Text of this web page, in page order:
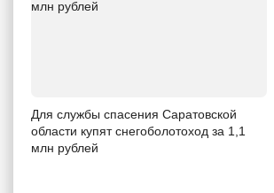
Для службы спасения Саратовской
области купят снегоболотоход за 1,1
млн рублей